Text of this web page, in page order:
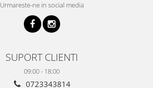
Urmareste-ne in social media
SUPORT CLIENTI
09:00 - 18:00
0723343814